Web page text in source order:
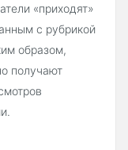
«приходят»
с рубрикой
образом,
получают